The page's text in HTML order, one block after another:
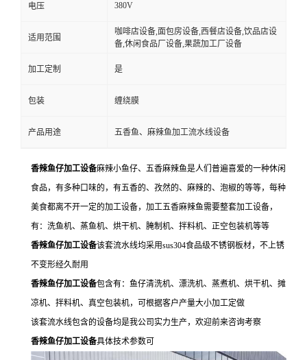
电压 380V
适用范围
咖啡店设备,面包房设备,西餐店设备,饮品店设
备,休闲食品厂设备,果蔬加工厂设备
加工定制 是
包装 缠绕膜
产品用途 五香鱼、麻辣鱼加工流水线设备
香辣鱼仔加工设备麻辣小鱼仔、五香麻辣鱼是人们普遍喜爱的一种休闲
食品，有多种口味的，有五香的、孜然的、麻辣的、泡椒的等等，每种
美食都离不开一定的加工设备，加工五香麻辣鱼需要整套加工设备，
有：洗鱼机、蒸鱼机、烘干机、腌制机、拌料机、正空包装机等等
香辣鱼仔加工设备该套流水线均采用sus304食品级不锈钢板材，不上锈
不变形经久耐用
香辣鱼仔加工设备包含有：鱼仔清洗机、漂洗机、蒸煮机、烘干机、摊
凉机、拌料机、真空包装机，可根据客户产量大小加工定做
该套流水线包含的设备均是我公司实力生产，欢迎前来咨询考察
香辣鱼仔加工设备具体技术参数可